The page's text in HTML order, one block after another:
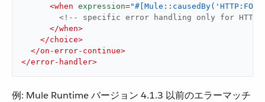
<when expression=
<!-- specific error handling only for
</when>
</choice>
</on-error-continue>
</error-handler>
例: Mule Runtime バージョン 4.1.3 以前のエラーマッチ